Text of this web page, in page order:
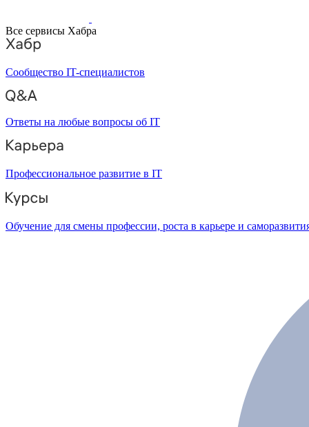
Все сервисы Хабра
Сообщество IT-специалистов
Ответы на любые вопросы об IT
Профессиональное развитие в IT
Обучение для смены профессии, роста в карьере и